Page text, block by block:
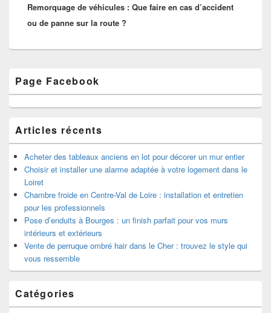
suivant :
Remorquage de véhicules : Que faire en cas d’accident
ou de panne sur la route ?
principale
de
widget
Page Facebook
Articles récents
Acheter des tableaux anciens en lot pour décorer un mur entier
Choisir et installer une alarme adaptée à votre logement dans le
Loiret
Chambre froide en Centre-Val de Loire : installation et entretien
pour les professionnels
Pose d’enduits à Bourges : un finish parfait pour vos murs
intérieurs et extérieurs
Vente de perruque ombré hair dans le Cher : trouvez le style qui
vous ressemble
Catégories